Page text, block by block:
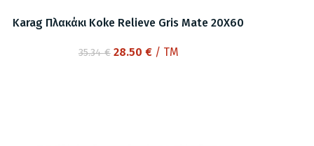
Karag Πλακάκι Koke Relieve Gris Mate 20X60
35.34€ Original
28.50 €Η
/ TM